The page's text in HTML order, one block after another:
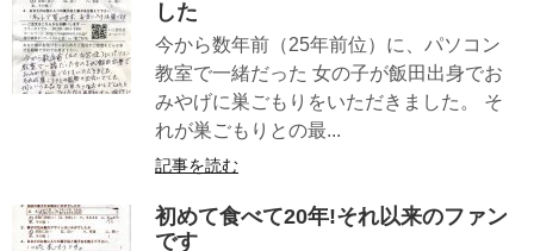
した
今から数年前（25年前位）に、パソコン
教室で一緒だった 女の子が飯田出身でお
みやげに巣ごもりをいただきました。 そ
れが巣ごもりとの最...
記事を読む
初めて食べて20年!それ以来のファン
です